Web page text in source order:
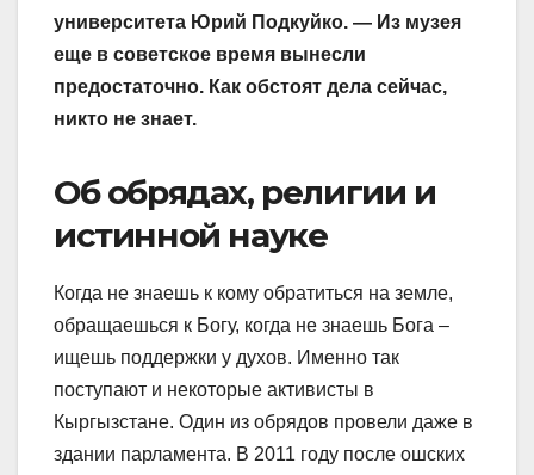
университета Юрий Подкуйко. — Из музея
еще в советское время вынесли
предостаточно. Как обстоят дела сейчас,
никто не знает.
Об обрядах, религии и
истинной науке
Когда не знаешь к кому обратиться на земле,
обращаешься к Богу, когда не знаешь Бога –
ищешь поддержки у духов. Именно так
поступают и некоторые активисты в
Кыргызстане. Один из обрядов провели даже в
здании парламента. В 2011 году после ошских